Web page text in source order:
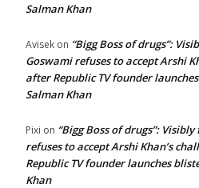
Salman Khan
Avisek on “Bigg Boss of drugs”:
Goswami refuses to accept Arshi
after Republic TV founder
Salman Khan
Pixi on “Bigg Boss of drugs”:
refuses to accept Arshi Khan’s
Republic TV founder launches
Khan